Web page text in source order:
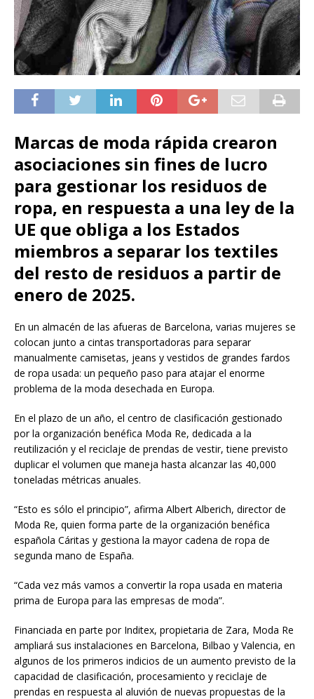
Marcas de moda rápida crearon
asociaciones sin fines de lucro
para gestionar los residuos de
ropa, en respuesta a una ley de la
UE que obliga a los Estados
miembros a separar los textiles
del resto de residuos a partir de
enero de 2025.
En un almacén de las afueras de Barcelona, varias mujeres se
colocan junto a cintas transportadoras para separar
manualmente camisetas, jeans y vestidos de grandes fardos
de ropa usada: un pequeño paso para atajar el enorme
problema de la moda desechada en Europa.
En el plazo de un año, el centro de clasificación gestionado
por la organización benéfica Moda Re, dedicada a la
reutilización y el reciclaje de prendas de vestir, tiene previsto
duplicar el volumen que maneja hasta alcanzar las 40,000
toneladas métricas anuales.
“Esto es sólo el principio”, afirma Albert Alberich, director de
Moda Re, quien forma parte de la organización benéfica
española Cáritas y gestiona la mayor cadena de ropa de
segunda mano de España.
“Cada vez más vamos a convertir la ropa usada en materia
prima de Europa para las empresas de moda”.
Financiada en parte por Inditex, propietaria de Zara, Moda Re
ampliará sus instalaciones en Barcelona, Bilbao y Valencia, en
algunos de los primeros indicios de un aumento previsto de la
capacidad de clasificación, procesamiento y reciclaje de
prendas en respuesta al aluvión de nuevas propuestas de la